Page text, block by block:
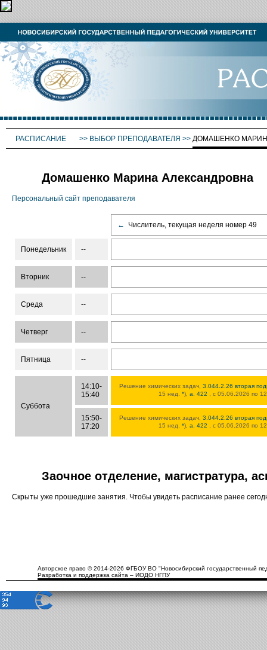
РАСПИСАНИЕ >> ВЫБОР ПРЕПОДАВАТЕЛЯ >> ДОМАШЕНКО
Домашенко Марина Александровна
Персональный сайт преподавателя
← Числитель, текущая неделя номер 49
Понедельник --
Вторник --
Среда --
Четверг --
Пятница --
Суббота
14:10-
15:40
Решение химических задач, 3.044.2.26 вторая
15 нед.*),а. 422 , с 05.06.2026 по
15:50-
17:20
Решение химических задач, 3.044.2.26 вторая
15 нед.*),а. 422 , с 05.06.2026 по
Заочное отделение, магистратура,
Скрыты уже прошедшие занятия. Чтобы увидеть расписание ранее
Авторское право © 2014-2026 ФГБОУ ВО "Новосибирский государственный
Разработка и поддержка сайта – ИОДО НГПУ